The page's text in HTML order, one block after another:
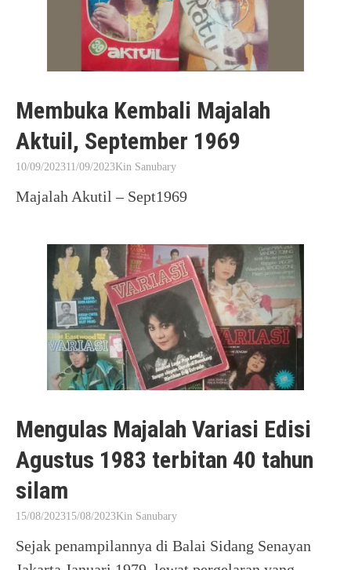
Membuka Kembali Majalah
Aktuil, September 1969
10/09/202311/09/2023Kin Sanubary
Majalah Akutil – Sept1969
Mengulas Majalah Variasi Edisi
Agustus 1983 terbitan 40 tahun
silam
15/08/202315/08/2023Kin Sanubary
Sejak penampilannya di Balai Sidang Senayan